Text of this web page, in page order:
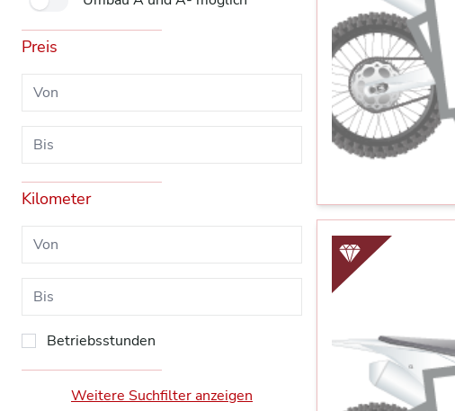
Preis
Kilometer
Betriebsstunden
Weitere Suchfilter anzeigen